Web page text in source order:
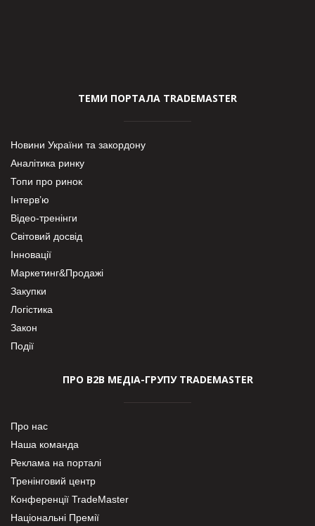
ТЕМИ ПОРТАЛА TRADEMASTER
Новини України та закордону
Аналітика ринку
Топи про ринок
Інтерв’ю
Відео-тренінги
Світовий досвід
Інновації
Маркетинг&Продажі
Закупки
Логістика
Закон
Події
ПРО В2В МЕДІА-ГРУПУ TRADEMASTER
Про нас
Наша команда
Реклама на порталі
Тренінговий центр
Конференції TradeMaster
Національні Премії